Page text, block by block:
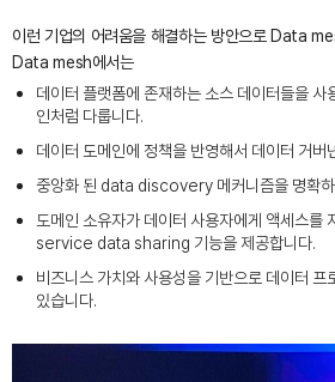
이런 기업의 어려움을 해결하는 방안으로 Data
Data mesh에서는
데이터 플랫폼에 존재하는 소스 데이터들을 사
인처럼 다룹니다.
데이터 도메인에 정책을 반영해서 데이터 거버
중앙화 된 data discovery 메커니즘을 명확하
도메인 소유자가 데이터 사용자에게 액세스
service data sharing 기능을 제공합니다.
비즈니스 가치와 사용성을 기반으로 데이터
있습니다.